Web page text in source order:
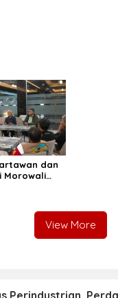
dan
Morowali
View More